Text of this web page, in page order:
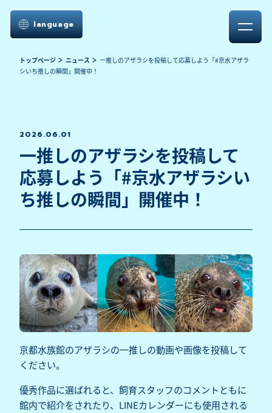
language
トップページ ニュース
一推しのアザラシを投稿して応募しよう「#京水アザラ
シいち推しの瞬間」開催中！
2026.06.01
一推しのアザラシを投稿して
応募しよう「#京水アザラシい
ち推しの瞬間」開催中！
京都水族館のアザラシの一推しの動画や画像を投稿して
ください。
優秀作品に選ばれると、飼育スタッフのコメントともに
館内で紹介をされたり、LINEカレンダーにも使用される